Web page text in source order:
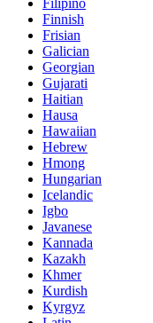
Filipino
Finnish
Frisian
Galician
Georgian
Gujarati
Haitian
Hausa
Hawaiian
Hebrew
Hmong
Hungarian
Icelandic
Igbo
Javanese
Kannada
Kazakh
Khmer
Kurdish
Kyrgyz